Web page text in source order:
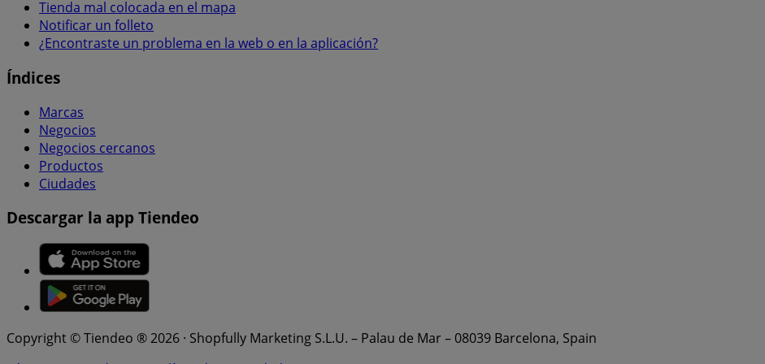
Tienda mal colocada en el mapa
Notificar un folleto
¿Encontraste un problema en la web o en la aplicación?
Índices
Marcas
Negocios
Negocios cercanos
Productos
Ciudades
Descargar la app Tiendeo
Copyright © Tiendeo ® 2026 · Shopfully Marketing S.L.U. – Palau de Mar – 08039 Barcelona, Spain